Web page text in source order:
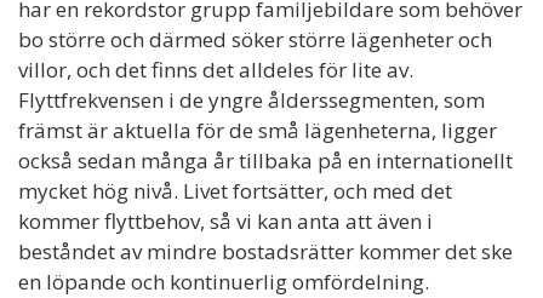
har en rekordstor grupp familjebildare som behöver
bo större och därmed söker större lägenheter och
villor, och det finns det alldeles för lite av.
Flyttfrekvensen i de yngre ålderssegmenten, som
främst är aktuella för de små lägenheterna, ligger
också sedan många år tillbaka på en internationellt
mycket hög nivå. Livet fortsätter, och med det
kommer flyttbehov, så vi kan anta att även i
beståndet av mindre bostadsrätter kommer det ske
en löpande och kontinuerlig omfördelning.